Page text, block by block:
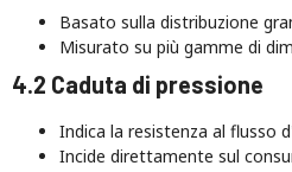
Basato sulla distribuzione
Misurato su più gamme di
4.2 Caduta di pressione
Indica la resistenza al flusso
Incide direttamente sul